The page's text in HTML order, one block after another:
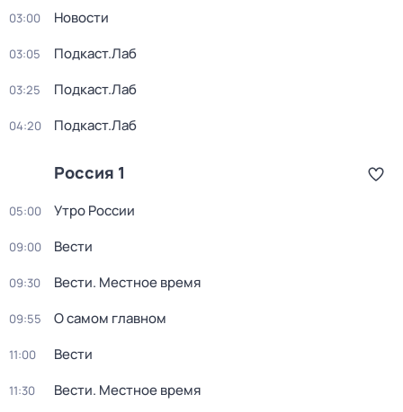
03:00 Новости
03:05 Подкаст.Лаб
03:25 Подкаст.Лаб
04:20 Подкаст.Лаб
Россия 1
05:00 Утро России
09:00 Вести
09:30 Вести. Местное время
09:55 О самом главном
11:00 Вести
11:30 Вести. Местное время